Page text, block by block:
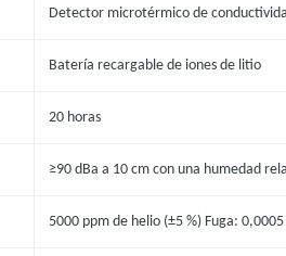
Detector microtérmico de
Batería recargable de iones de litio
20 horas
≥90 dBa a 10 cm con una humedad
5000 ppm de helio (±5 %) Fuga: